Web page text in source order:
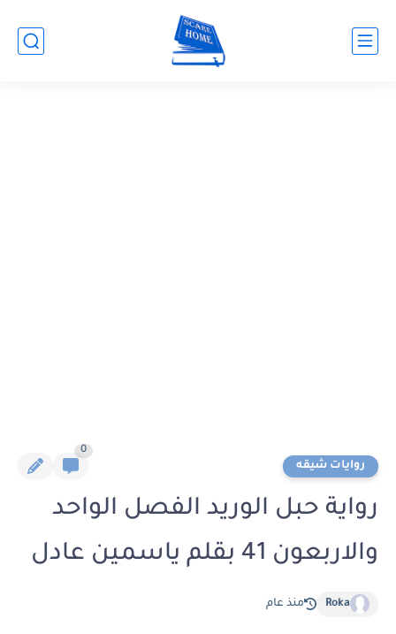
روايات شيقه
0
رواية حبل الوريد الفصل الواحد
والاربعون 41 بقلم ياسمين عادل
Roka منذ عام